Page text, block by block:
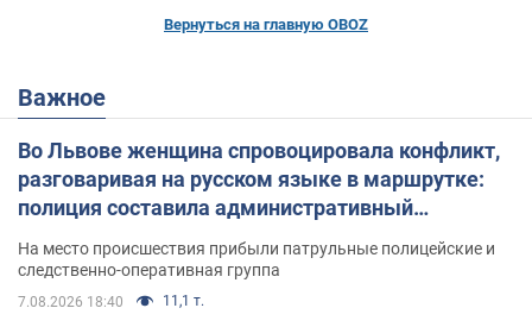
Вернуться на главную OBOZ
Важное
Во Львове женщина спровоцировала конфликт,
разговаривая на русском языке в маршрутке:
полиция составила административный
На место происшествия прибыли патрульные полицейские и
следственно-оперативная группа
7.08.2026 18:40 11,1 т.